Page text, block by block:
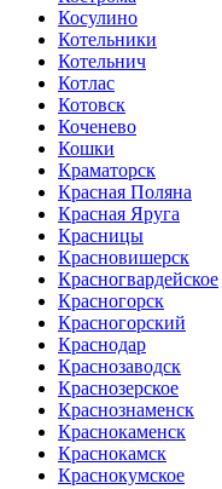
Косулино
Котельники
Котельнич
Котлас
Котовск
Коченево
Кошки
Краматорск
Красная Поляна
Красная Яруга
Красницы
Красновишерск
Красногвардейское
Красногорск
Красногорский
Краснодар
Краснозаводск
Краснозерское
Краснознаменск
Краснокаменск
Краснокамск
Краснокумское